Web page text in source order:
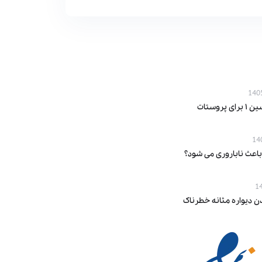
ناباروری می‌ شود؟
دیواره مثانه خطرناک